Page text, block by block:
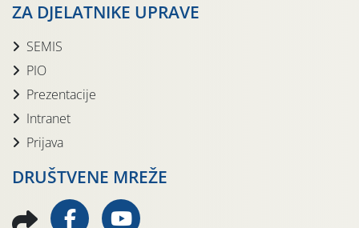
ZA DJELATNIKE UPRAVE
SEMIS
PIO
Prezentacije
Intranet
Prijava
DRUŠTVENE MREŽE